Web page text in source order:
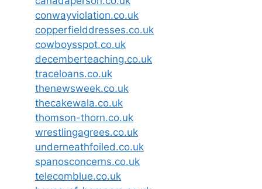
conwayviolation.co.uk
copperfielddresses.co.uk
cowboysspot.co.uk
decemberteaching.co.uk
traceloans.co.uk
thenewsweek.co.uk
thecakewala.co.uk
thomson-thorn.co.uk
wrestlingagrees.co.uk
underneathfoiled.co.uk
spanosconcerns.co.uk
telecomblue.co.uk